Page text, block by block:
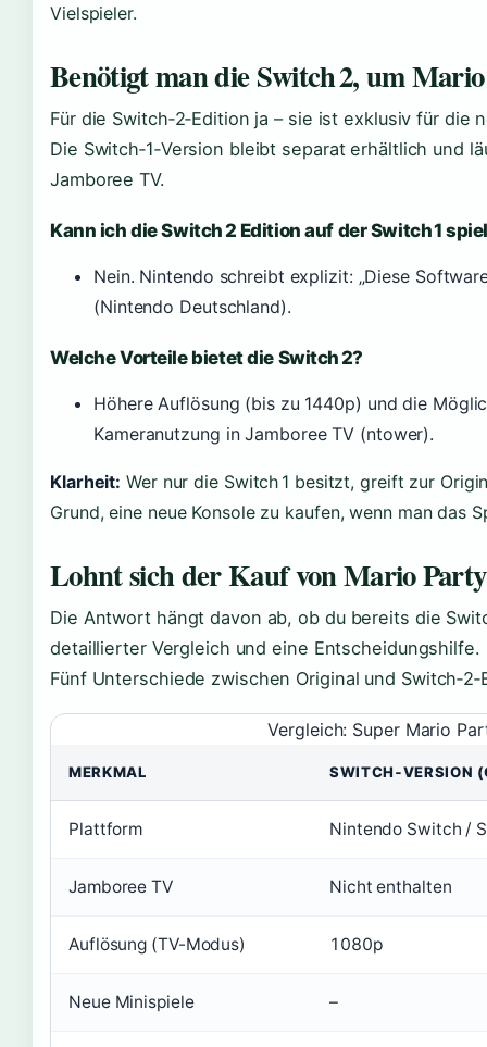
Vielspieler.
Benötigt man die Switch 2, um
Für die Switch‑2‑Edition ja – sie ist exklusiv für die
Die Switch‑1‑Version bleibt separat erhältlich und
Jamboree TV.
Kann ich die Switch 2 Edition auf der Switch 1
Nein. Nintendo schreibt explizit: „Diese
(Nintendo Deutschland).
Welche Vorteile bietet die Switch 2?
Höhere Auflösung (bis zu 1440p) und die
Kameranutzung in Jamboree TV (ntower).
Klarheit: Wer nur die Switch 1 besitzt, greift zur
Grund, eine neue Konsole zu kaufen, wenn man das
Lohnt sich der Kauf von Mario
Die Antwort hängt davon ab, ob du bereits die
detaillierter Vergleich und eine Entscheidungshilfe.
Fünf Unterschiede zwischen Original und
Vergleich: Super Mario
MERKMAL SWITCH‑VERSION
Plattform Nintendo Switch /
Jamboree TV Nicht enthalten
Auflösung (TV-Modus) 1080p
Neue Minispiele –